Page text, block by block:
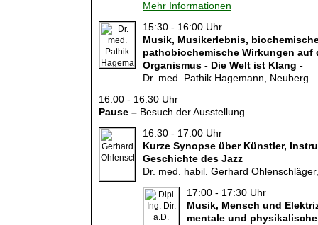
Mehr Informationen
15:30 - 16:00 Uhr
Musik, Musikerlebnis,
pathobiochemische Wirkungen auf
Organismus - Die Welt ist Klang -
Dr. med. Pathik Hagemann, Neuberg
16.00 - 16.30 Uhr
Pause – Besuch der Ausstellung
16.30 - 17:00 Uhr
Kurze Synopse über Künstler,
Geschichte des Jazz
Dr. med. habil. Gerhard
17:00 - 17:30 Uhr
Musik, Mensch und
mentale und